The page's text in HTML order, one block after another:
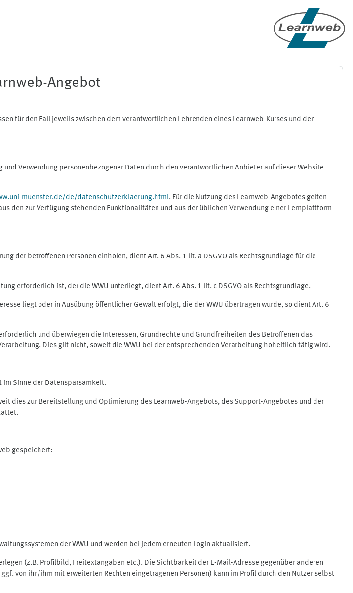
Angebot
für den Fall jeweils zwischen dem verantwortlichen Lehrenden eines Learnweb-Kurses und den
Verwendung personenbezogener Daten durch den verantwortlichen Anbieter auf dieser Website
muenster.de/de/datenschutzerklaerung.html. Für die Nutzung des Learnweb-Angebotes gelten
den zur Verfügung stehenden Funktionalitäten und aus der üblichen Verwendung einer Lernplattform
der betroffenen Personen einholen, dient Art. 6 Abs. 1 lit. a DSGVO als Rechtsgrundlage für die
erforderlich ist, der die WWU unterliegt, dient Art. 6 Abs. 1 lit. c DSGVO als Rechtsgrundlage.
liegt oder in Ausübung öffentlicher Gewalt erfolgt, die der WWU übertragen wurde, so dient Art. 6
und überwiegen die Interessen, Grundrechte und Grundfreiheiten des Betroffenen das
Dies gilt nicht, soweit die WWU bei der entsprechenden Verarbeitung hoheitlich tätig wird.
im Sinne der Datensparsamkeit.
dies zur Bereitstellung und Optimierung des Learnweb-Angebots, des Support-Angebotes und der
gespeichert:
der WWU und werden bei jedem erneuten Login aktualisiert.
(z.B. Profilbild, Freitextangaben etc.). Die Sichtbarkeit der E-Mail-Adresse gegenüber anderen
von ihr/ihm mit erweiterten Rechten eingetragenen Personen) kann im Profil durch den Nutzer selbst